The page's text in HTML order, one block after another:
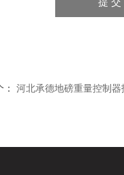
河北承德地磅重量控制器